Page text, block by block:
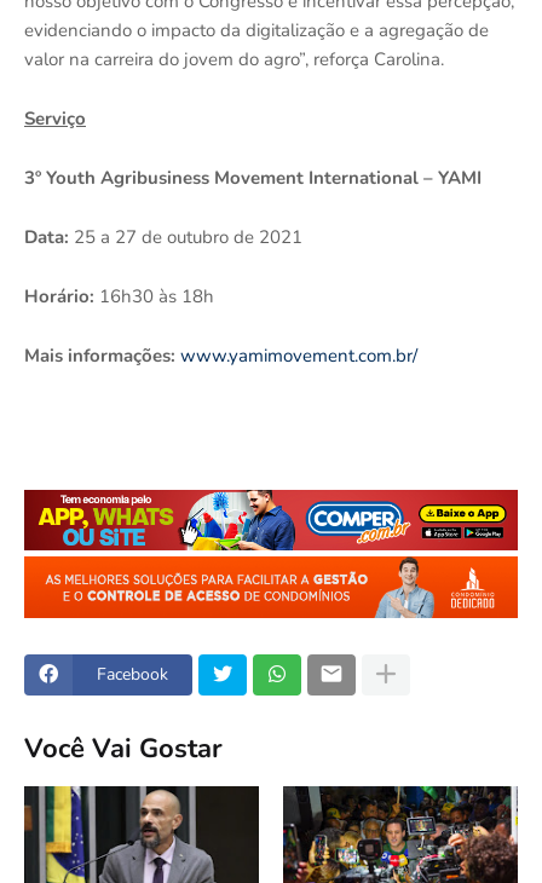
evidenciando o impacto da digitalização e a agregação de
valor na carreira do jovem do agro”, reforça Carolina.
Serviço
3º Youth Agribusiness Movement International – YAMI
Data: 25 a 27 de outubro de 2021
Horário: 16h30 às 18h
Mais informações: www.yamimovement.com.br/
Facebook
Você Vai Gostar